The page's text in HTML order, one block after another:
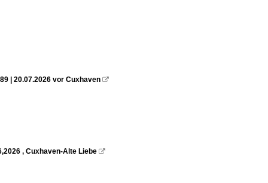
| 20.07.2026 vor Cuxhaven 
, Cuxhaven-Alte Liebe 